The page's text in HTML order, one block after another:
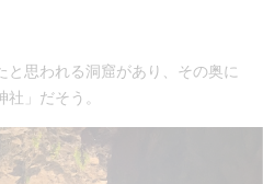
と思われる洞窟があり、その奥に
」だそう。